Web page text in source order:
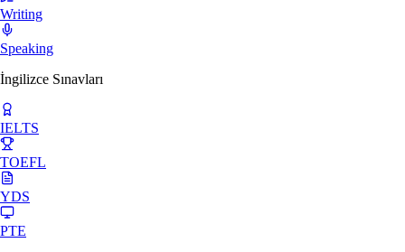
Writing
Speaking
İngilizce Sınavları
IELTS
TOEFL
YDS
PTE